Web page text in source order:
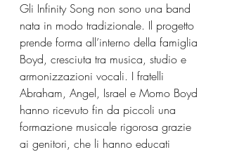
Gli Infinity Song non sono una band
nata in modo tradizionale. Il progetto
prende forma all’interno della famiglia
Boyd, cresciuta tra musica, studio e
armonizzazioni vocali. I fratelli
Abraham, Angel, Israel e Momo Boyd
hanno ricevuto fin da piccoli una
formazione musicale rigorosa grazie
ai genitori, che li hanno educati